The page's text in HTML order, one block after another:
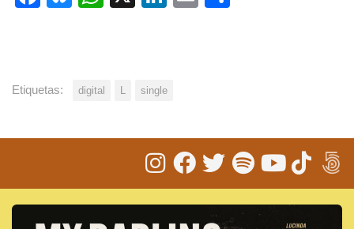
Etiquetas: digital L single